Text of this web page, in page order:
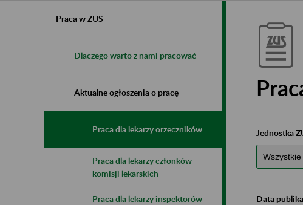
Praca w ZUS
Dlaczego warto z nami pracować
Aktualne ogłoszenia o pracę
Praca dla lekarzy orzeczników
Praca dla lekarzy członków
komisji lekarskich
Praca dla lekarzy inspektorów
Jednostka
Data